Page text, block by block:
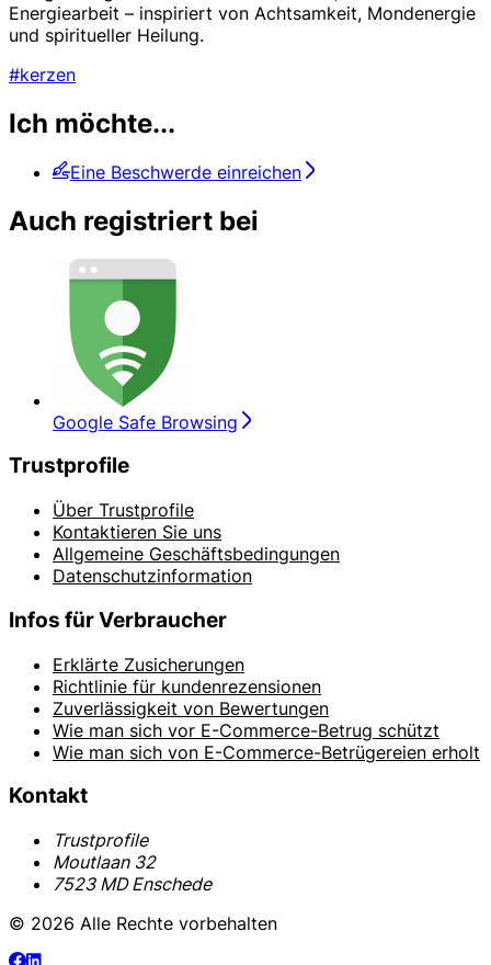
Energiearbeit – inspiriert von Achtsamkeit, Mondenergie
und spiritueller Heilung.
#kerzen
Ich möchte...
Eine Beschwerde einreichen
Auch registriert bei
Google Safe Browsing
Trustprofile
Über Trustprofile
Kontaktieren Sie uns
Allgemeine Geschäftsbedingungen
Datenschutzinformation
Infos für Verbraucher
Erklärte Zusicherungen
Richtlinie für kundenrezensionen
Zuverlässigkeit von Bewertungen
Wie man sich vor E-Commerce-Betrug schützt
Wie man sich von E-Commerce-Betrügereien erholt
Kontakt
Trustprofile
Moutlaan 32
7523 MD Enschede
© 2026 Alle Rechte vorbehalten